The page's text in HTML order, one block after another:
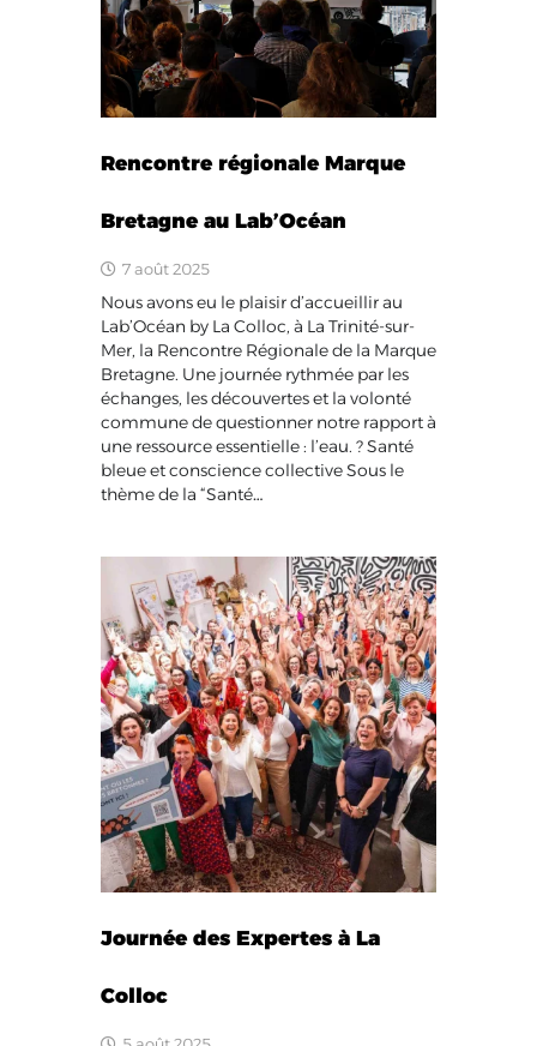
Rencontre régionale Marque
Bretagne au Lab’Océan
7 août 2025
Nous avons eu le plaisir d’accueillir au
Lab’Océan by La Colloc, à La Trinité-sur-
Mer, la Rencontre Régionale de la Marque
Bretagne. Une journée rythmée par les
échanges, les découvertes et la volonté
commune de questionner notre rapport à
une ressource essentielle : l’eau. ? Santé
bleue et conscience collective Sous le
thème de la “Santé…
Journée des Expertes à La
Colloc